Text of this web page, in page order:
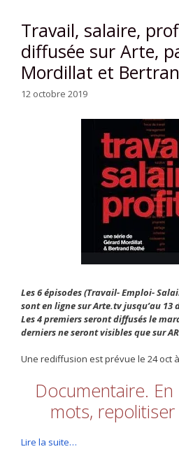
Travail, salaire,
diffusée sur Arte,
Mordillat et
12 octobre 2019
Les 6 épisodes (Travail- Emploi-
sont en ligne sur Arte.tv jusqu’au 13
Les 4 premiers seront diffusés le
derniers ne seront visibles que sur
Une rediffusion est prévue le 24 oct
Documentaire.
mots, repolitiser
Lire la suite…